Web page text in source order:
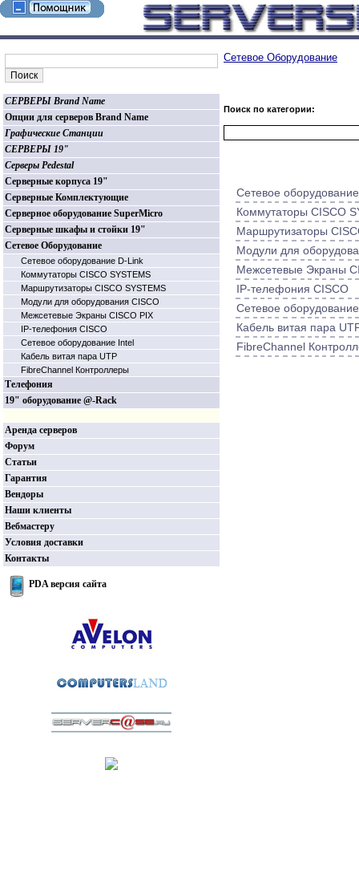
СЕРВЕРЫ Brand Name
Опции для серверов Brand Name
Графические Станции
СЕРВЕРЫ 19"
Серверы Pedestal
Серверные корпуса 19"
Серверные Комплектующие
Серверное оборудование SuperMicro
Серверные шкафы и стойки 19"
Сетевое Оборудование
Сетевое оборудование D-Link
Коммутаторы CISCO SYSTEMS
Маршрутизаторы CISCO SYSTEMS
Модули для оборудования CISCO
Межсетевые Экраны CISCO PIX
IP-телефония CISCO
Сетевое оборудование Intel
Кабель витая пара UTP
FibreChannel Контроллеры
Телефония
19" оборудование @-Rack
Аренда серверов
Форум
Статьи
Гарантия
Вендоры
Наши клиенты
Вебмастеру
Условия доставки
Контакты
PDA версия сайта
Сетевое Оборудование
Поиск по категории:
Сетевое
Коммутаторы CISCO
Маршрутизаторы
Модули для
Межсетевые Экраны
IP-телефония CISCO
Сетевое
Кабель витая пара
FibreChannel